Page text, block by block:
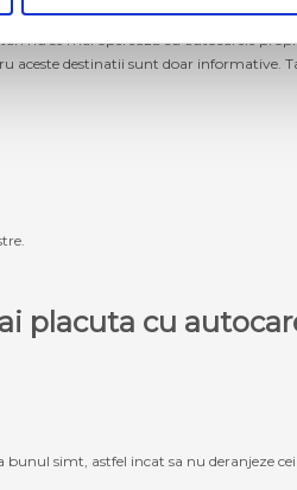
nu se mai operează cu autocarele
aceste destinatii sunt doar informative.
placuta cu
simt, astfel incat sa nu deranjeze